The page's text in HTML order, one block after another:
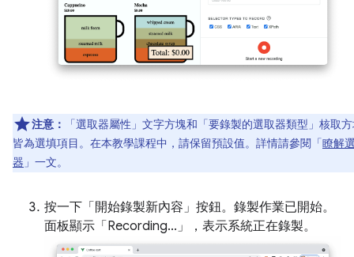
注意： 「選取器屬性」 文字方塊和「要錄製的選取器類型」 核取
皆為選填項目。在本教學課程中，請保留預設值。詳情請參閱「瞭解
器 」一文。
按一下「開始錄製新內容」 按鈕。錄製作業已開始。
面板顯示「Recording...」
，表示系統正在錄製。